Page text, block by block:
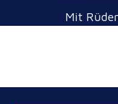
Mit